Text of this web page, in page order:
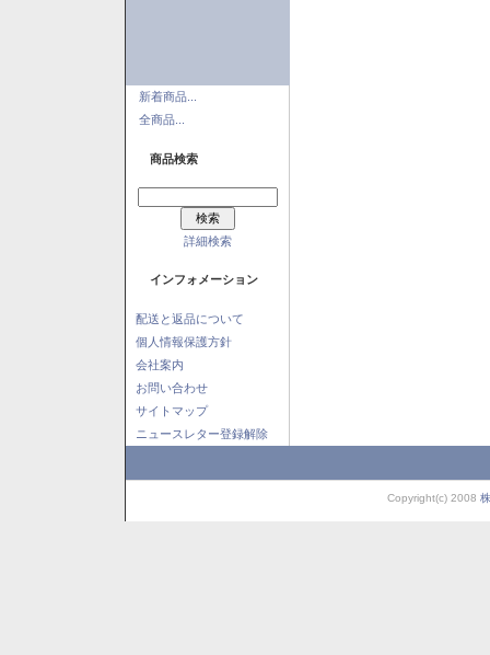
新着商品...
全商品...
商品検索
詳細検索
インフォメーション
配送と返品について
個人情報保護方針
会社案内
お問い合わせ
サイトマップ
ニュースレター登録解除
Copyright(c) 2008